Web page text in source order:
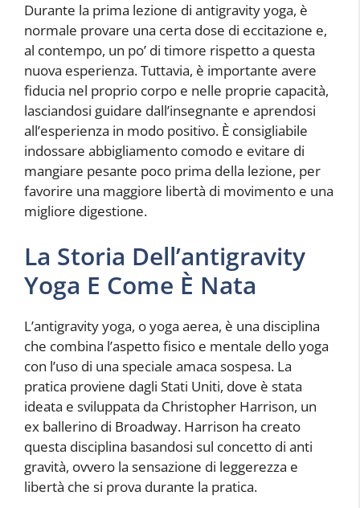
Durante la prima lezione di antigravity yoga, è
normale provare una certa dose di eccitazione e,
al contempo, un po’ di timore rispetto a questa
nuova esperienza. Tuttavia, è importante avere
fiducia nel proprio corpo e nelle proprie capacità,
lasciandosi guidare dall’insegnante e aprendosi
all’esperienza in modo positivo. È consigliabile
indossare abbigliamento comodo e evitare di
mangiare pesante poco prima della lezione, per
favorire una maggiore libertà di movimento e una
migliore digestione.
La Storia Dell’antigravity
Yoga E Come È Nata
L’antigravity yoga, o yoga aerea, è una disciplina
che combina l’aspetto fisico e mentale dello yoga
con l’uso di una speciale amaca sospesa. La
pratica proviene dagli Stati Uniti, dove è stata
ideata e sviluppata da Christopher Harrison, un
ex ballerino di Broadway. Harrison ha creato
questa disciplina basandosi sul concetto di anti
gravità, ovvero la sensazione di leggerezza e
libertà che si prova durante la pratica.